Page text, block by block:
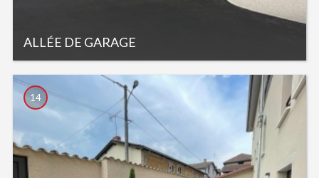
ALLÉE DE GARAGE
14